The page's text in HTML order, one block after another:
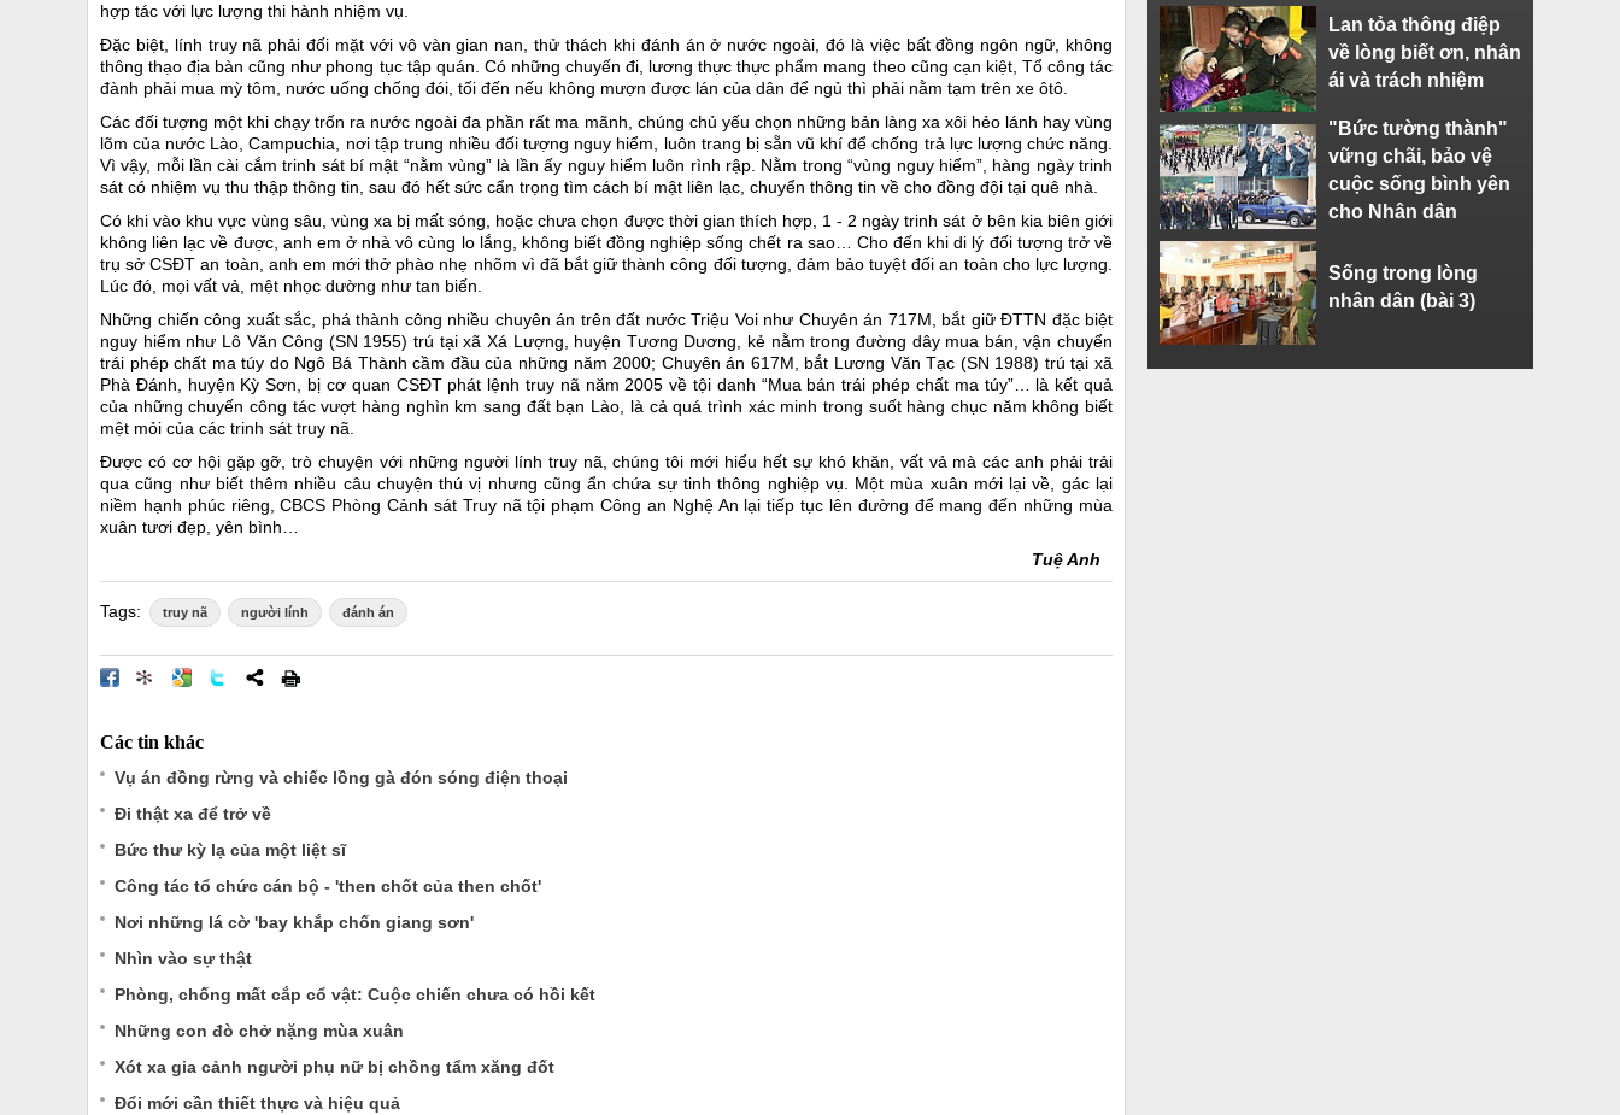
hợp tác với lực lượng thi hành nhiệm vụ.
Đặc biệt, lính truy nã phải đối mặt với vô vàn gian nan, thử thách khi đánh án ở nước ngoài, đó là việc bất đồng ngôn ngữ, không
thông thạo địa bàn cũng như phong tục tập quán. Có những chuyến đi, lương thực thực phẩm mang theo cũng cạn kiệt, Tổ công tác
đành phải mua mỳ tôm, nước uống chống đói, tối đến nếu không mượn được lán của dân để ngủ thì phải nằm tạm trên xe ôtô.
Các đối tượng một khi chạy trốn ra nước ngoài đa phần rất ma mãnh, chúng chủ yếu chọn những bản làng xa xôi hẻo lánh hay vùng
lõm của nước Lào, Campuchia, nơi tập trung nhiều đối tượng nguy hiểm, luôn trang bị sẵn vũ khí để chống trả lực lượng chức năng.
Vì vậy, mỗi lần cài cắm trinh sát bí mật “nằm vùng” là lần ấy nguy hiểm luôn rình rập. Nằm trong “vùng nguy hiểm”, hàng ngày trinh
sát có nhiệm vụ thu thập thông tin, sau đó hết sức cẩn trọng tìm cách bí mật liên lạc, chuyển thông tin về cho đồng đội tại quê nhà.
Có khi vào khu vực vùng sâu, vùng xa bị mất sóng, hoặc chưa chọn được thời gian thích hợp, 1 - 2 ngày trinh sát ở bên kia biên giới
không liên lạc về được, anh em ở nhà vô cùng lo lắng, không biết đồng nghiệp sống chết ra sao… Cho đến khi di lý đối tượng trở về
trụ sở CSĐT an toàn, anh em mới thở phào nhẹ nhõm vì đã bắt giữ thành công đối tượng, đảm bảo tuyệt đối an toàn cho lực lượng.
Lúc đó, mọi vất vả, mệt nhọc dường như tan biến.
Những chiến công xuất sắc, phá thành công nhiều chuyên án trên đất nước Triệu Voi như Chuyên án 717M, bắt giữ ĐTTN đặc biệt
nguy hiểm như Lô Văn Công (SN 1955) trú tại xã Xá Lượng, huyện Tương Dương, kẻ nằm trong đường dây mua bán, vận chuyển
trái phép chất ma túy do Ngô Bá Thành cầm đầu của những năm 2000; Chuyên án 617M, bắt Lương Văn Tạc (SN 1988) trú tại xã
Phà Đánh, huyện Kỳ Sơn, bị cơ quan CSĐT phát lệnh truy nã năm 2005 về tội danh “Mua bán trái phép chất ma túy”… là kết quả
của những chuyến công tác vượt hàng nghìn km sang đất bạn Lào, là cả quá trình xác minh trong suốt hàng chục năm không biết
mệt mỏi của các trinh sát truy nã.
Được có cơ hội gặp gỡ, trò chuyện với những người lính truy nã, chúng tôi mới hiểu hết sự khó khăn, vất vả mà các anh phải trải
qua cũng như biết thêm nhiều câu chuyện thú vị nhưng cũng ẩn chứa sự tinh thông nghiệp vụ. Một mùa xuân mới lại về, gác lại
niềm hạnh phúc riêng, CBCS Phòng Cảnh sát Truy nã tội phạm Công an Nghệ An lại tiếp tục lên đường để mang đến những mùa
xuân tươi đẹp, yên bình…
Tuệ Anh
Tags: truy nã người lính đánh án
Các tin khác
Vụ án đồng rừng và chiếc lồng gà đón sóng điện thoại
Đi thật xa để trở về
Bức thư kỳ lạ của một liệt sĩ
Công tác tổ chức cán bộ - 'then chốt của then chốt'
Nơi những lá cờ 'bay khắp chốn giang sơn'
Nhìn vào sự thật
Phòng, chống mất cắp cổ vật: Cuộc chiến chưa có hồi kết
Những con đò chở nặng mùa xuân
Xót xa gia cảnh người phụ nữ bị chồng tẩm xăng đốt
Đổi mới cần thiết thực và hiệu quả
Lan tỏa thông điệp
về lòng biết ơn, nhân
ái và trách nhiệm
"Bức tường thành"
vững chãi, bảo vệ
cuộc sống bình yên
cho Nhân dân
Sống trong lòng
nhân dân (bài 3)